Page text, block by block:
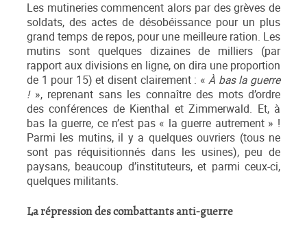
Les mutineries commencent alors par des grèves de
soldats, des actes de désobéissance pour un plus
grand temps de repos, pour une meilleure ration. Les
mutins sont quelques dizaines de milliers (par
rapport aux divisions en ligne, on dira une proportion
de 1 pour 15) et disent clairement : «À bas la guerre
!», reprenant sans les connaître des mots d’ordre
des conférences de Kienthal et Zimmerwald. Et, à
bas la guerre, ce n’est pas « la guerre autrement » !
Parmi les mutins, il y a quelques ouvriers (tous ne
sont pas réquisitionnés dans les usines), peu de
paysans, beaucoup d’instituteurs, et parmi ceux-ci,
quelques militants.
La répression des combattants anti-guerre